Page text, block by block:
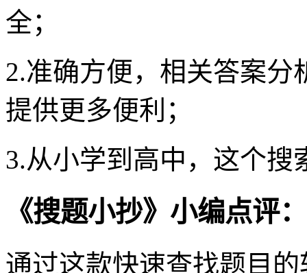
全；
2.准确方便，相关答案
提供更多便利；
3.从小学到高中，这个
《搜题小抄》小编点评：
通过这款快速查找题目